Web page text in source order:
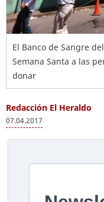
El Banco de Sangre
Semana Santa a las
donar
Redacción El Heraldo
07.04.2017